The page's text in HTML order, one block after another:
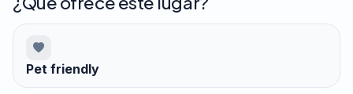
Pet friendly